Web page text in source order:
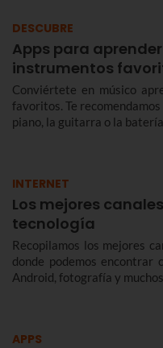
DESCUBRE
Apps para
instrumentos
Conviértete en músico
favoritos. Te
piano, la guitarra o la batería.
INTERNET
Los mejores
tecnología
Recopilamos los mejores
donde podemos encontrar
Android, fotografía y
APPS